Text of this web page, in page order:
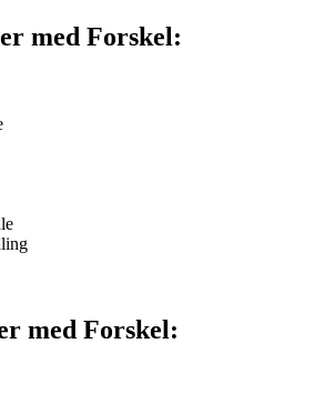
med Forskel:
med Forskel: